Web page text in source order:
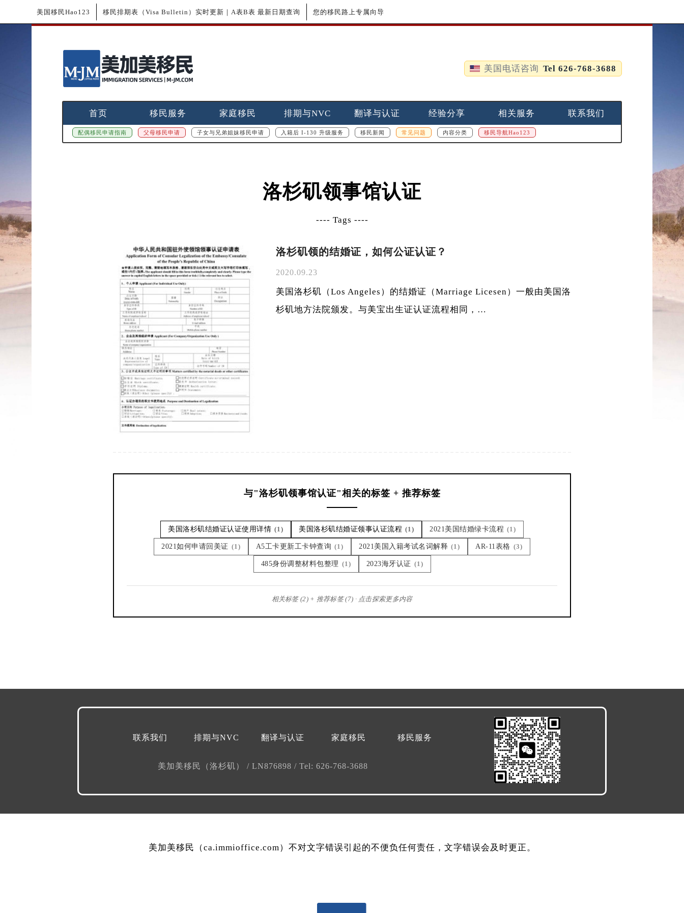
美国移民Hao123 移民排期表（Visa Bulletin）实时更新｜A表B表 最新日期查询 您的移民路上专属向导
美国电话咨询 Tel 626-768-3688
首页 移民服务 家庭移民 排期与NVC 翻译与认证 经验分享 相关服务 联系我们
配偶移民申请指南 父母移民申请 子女与兄弟姐妹移民申请 入籍后 I-130 升级服务 移民新闻 常见问题 内容分类 移民导航Hao123
洛杉矶领事馆认证
---- Tags ----
洛杉矶领的结婚证，如何公证认证？
2020.09.23
美国洛杉矶（Los Angeles）的结婚证（Marriage Licesen）一般由美国洛
杉矶地方法院颁发。与美宝出生证认证流程相同，…
与"洛杉矶领事馆认证"相关的标签 + 推荐标签
美国洛杉矶结婚证认证使用详情 (1) 美国洛杉矶结婚证领事认证流程 (1) 2021美国结婚绿卡流程 (1)
2021如何申请回美证 (1) A5工卡更新工卡钟查询 (1) 2021美国入籍考试名词解释 (1) AR-11表格 (3)
485身份调整材料包整理 (1) 2023海牙认证 (1)
相关标签 (2) + 推荐标签 (7) · 点击探索更多内容
移民服务
家庭移民
翻译与认证
排期与NVC
联系我们
美加美移民（洛杉矶） / LN876898 / Tel: 626-768-3688
美加美移民（ca.immioffice.com）不对文字错误引起的不便负任何责任，文字错误会及时更正。